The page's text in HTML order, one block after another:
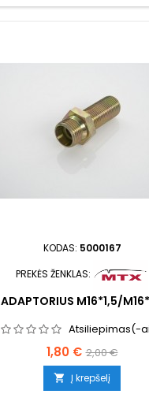
KODAS: 5000167
PREKĖS ŽENKLAS:
ADAPTORIUS M16*1,5/
Atsiliepimas(-
Kaina
1,80 € Bazinė
kaina
2,00 €
 Į krepšelį